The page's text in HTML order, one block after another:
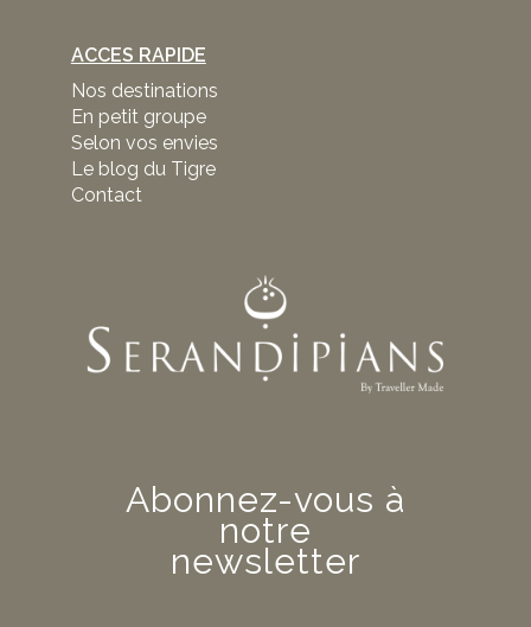
ACCES RAPIDE
Nos destinations
En petit groupe
Selon vos envies
Le blog du Tigre
Contact
Abonnez-vous à
notre
newsletter